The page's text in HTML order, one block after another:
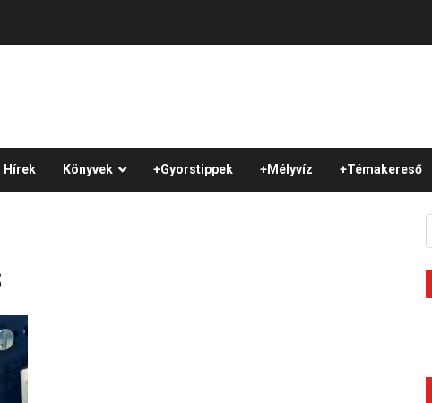
Hírek Könyvek +Gyorstippek +Mélyvíz +Témakereső